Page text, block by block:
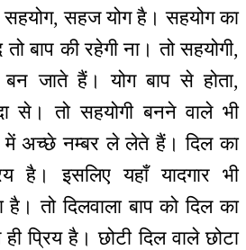
सहज योग है। सहयोग का
बाप की रहेगी ना। तो सहयोगी,
जाते हैं। योग बाप से होता,
से। तो सहयोगी बनने वाले भी
अच्छे नम्बर ले लेते हैं। दिल का
है। इसलिए यहाँ यादगार भी
है। तो दिलवाला बाप को दिल का
प्रिय है। छोटी दिल वाले छोटा